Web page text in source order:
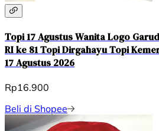
Topi 17 Agustus Wanita Logo
RI ke 81 Topi Dirgahayu Topi
17 Agustus 2026
Rp16.900
Beli di Shopee